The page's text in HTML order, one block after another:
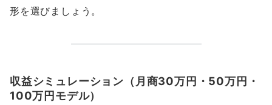
形を選びましょう。
収益シミュレーション（月商30万円・50万円・
100万円モデル）